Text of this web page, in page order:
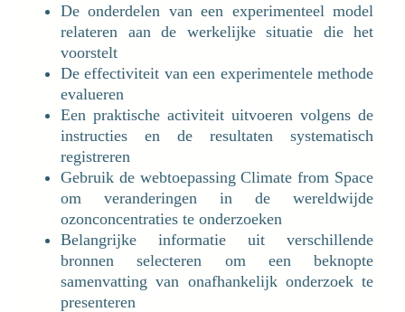
De onderdelen van een experimenteel model
relateren aan de werkelijke situatie die het
voorstelt
De effectiviteit van een experimentele methode
evalueren
Een praktische activiteit uitvoeren volgens de
instructies en de resultaten systematisch
registreren
Gebruik de webtoepassing Climate from Space
om veranderingen in de wereldwijde
ozonconcentraties te onderzoeken
Belangrijke informatie uit verschillende
bronnen selecteren om een beknopte
samenvatting van onafhankelijk onderzoek te
presenteren